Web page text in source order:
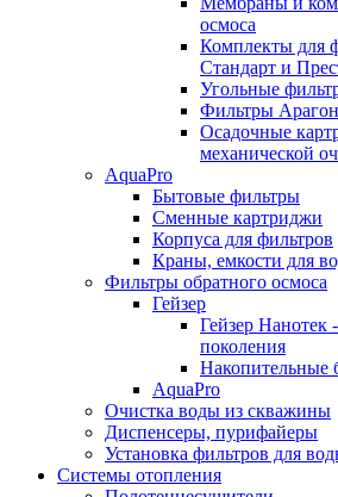
осмоса
Комплекты для
Стандарт и
Угольные
Фильтры Арагон
Осадочные
механической
AquaPro
Бытовые фильтры
Сменные картриджи
Корпуса для фильтров
Краны, емкости для
Фильтры обратного осмоса
Гейзер
Гейзер Нанотек
поколения
Накопительные
AquaPro
Очистка воды из скважины
Диспенсеры, пурифайеры
Установка фильтров для
Системы отопления